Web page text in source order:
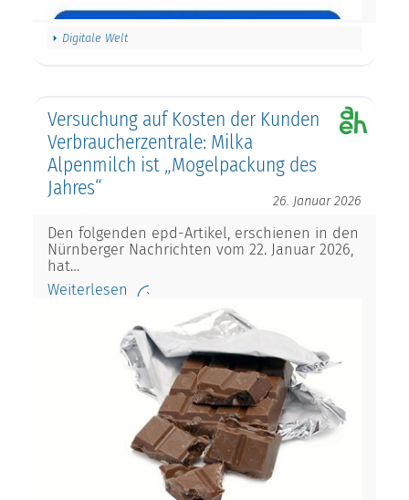
Digitale Welt
Versuchung auf Kosten der Kunden
Verbraucherzentrale: Milka
Alpenmilch ist „Mogelpackung des
Jahres“
26. Januar 2026
Den folgenden epd-Artikel, erschienen in den
Nürnberger Nachrichten vom 22. Januar 2026,
hat…
Weiterlesen